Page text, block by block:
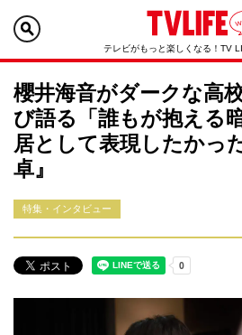
テレビがもっと楽しくなる！TV
櫻井海音がダークな高
び語る「誰もが抱える
居として表現したかっ
卓』
特集・インタビュー